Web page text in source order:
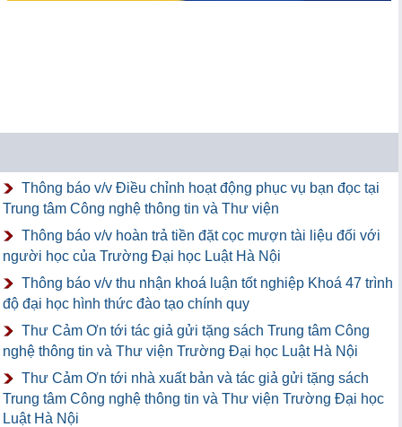
Thông báo v/v Điều chỉnh hoạt động phục vụ bạn đọc tại
Trung tâm Công nghệ thông tin và Thư viện
Thông báo v/v hoàn trả tiền đặt cọc mượn tài liệu đối với
người học của Trường Đại học Luật Hà Nội
Thông báo v/v thu nhận khoá luận tốt nghiệp Khoá 47 trình
độ đại học hình thức đào tạo chính quy
Thư Cảm Ơn tới tác giả gửi tặng sách Trung tâm Công
nghệ thông tin và Thư viện Trường Đại học Luật Hà Nội
Thư Cảm Ơn tới nhà xuất bản và tác giả gửi tặng sách
Trung tâm Công nghệ thông tin và Thư viện Trường Đại học
Luật Hà Nội